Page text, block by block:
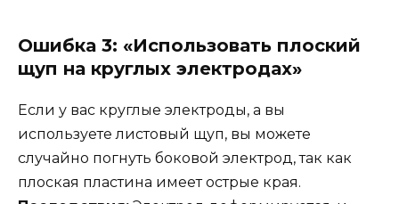
Ошибка 3: «Использовать плоский
щуп на круглых электродах»
Если у вас круглые электроды, а вы
используете листовый щуп, вы можете
случайно погнуть боковой электрод, так как
плоская пластина имеет острые края.